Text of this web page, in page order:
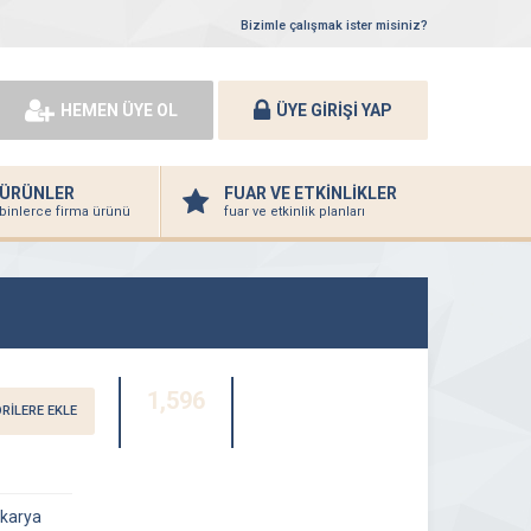
Bizimle çalışmak ister misiniz?
HEMEN ÜYE OL ÜYE GİRİŞİ YAP
ÜRÜNLER
binlerce firma ürünü
FUAR VE ETKİNLİKLER
fuar ve etkinlik planları
EKLE 1,596